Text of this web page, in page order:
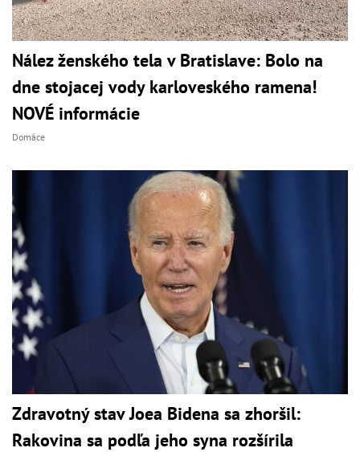
Nález ženského tela v Bratislave: Bolo na
dne stojacej vody karloveského ramena!
NOVÉ informácie
Domáce
Zdravotný stav Joea Bidena sa zhoršil:
Rakovina sa podľa jeho syna rozšírila